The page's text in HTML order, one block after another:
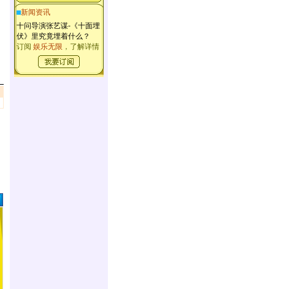
新闻资讯
十问导演张艺谋-《十面埋
伏》里究竟埋着什么？
订阅 娱乐无限 ，了解详情